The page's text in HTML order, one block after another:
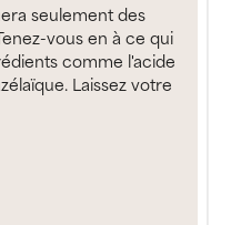
seulement des
vous en à ce qui
comme l'acide
Laissez votre